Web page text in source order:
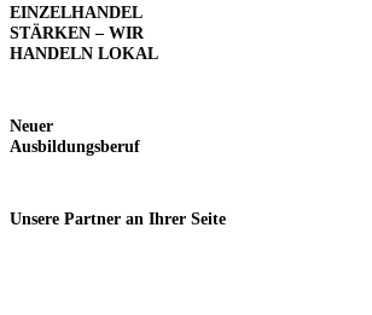
EINZELHANDEL
STÄRKEN – WIR
HANDELN LOKAL
Neuer
Ausbildungsberuf
Unsere Partner an Ihrer Seite